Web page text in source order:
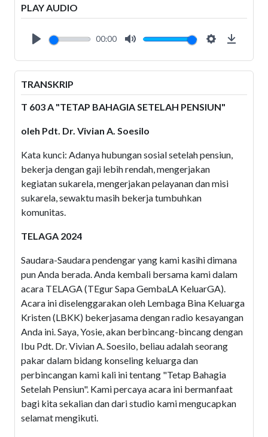
PLAY AUDIO
00:00
TRANSKRIP
T 603 A "TETAP BAHAGIA SETELAH PENSIUN"
oleh Pdt. Dr. Vivian A. Soesilo
Kata kunci: Adanya hubungan sosial setelah pensiun,
bekerja dengan gaji lebih rendah, mengerjakan
kegiatan sukarela, mengerjakan pelayanan dan misi
sukarela, sewaktu masih bekerja tumbuhkan
komunitas.
TELAGA 2024
Saudara-Saudara pendengar yang kami kasihi dimana
pun Anda berada. Anda kembali bersama kami dalam
acara TELAGA (TEgur Sapa GembaLA KeluarGA).
Acara ini diselenggarakan oleh Lembaga Bina Keluarga
Kristen (LBKK) bekerjasama dengan radio kesayangan
Anda ini. Saya, Yosie, akan berbincang-bincang dengan
Ibu Pdt. Dr. Vivian A. Soesilo, beliau adalah seorang
pakar dalam bidang konseling keluarga dan
perbincangan kami kali ini tentang "Tetap Bahagia
Setelah Pensiun". Kami percaya acara ini bermanfaat
bagi kita sekalian dan dari studio kami mengucapkan
selamat mengikuti.